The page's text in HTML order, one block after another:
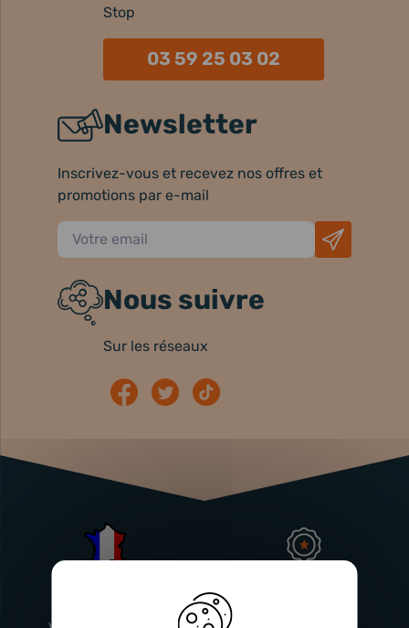
Stop
03 59 25 03 02
Newsletter
Inscrivez-vous et recevez nos offres et
promotions par e-mail
Nous suivre
Sur les réseaux